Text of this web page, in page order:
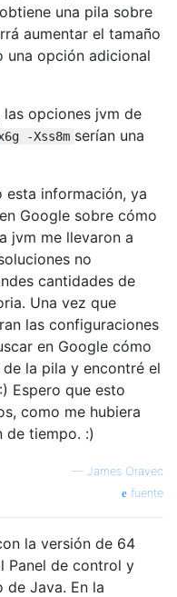
una pila sobre
aumentar el tamaño
una opción adicional
las opciones jvm de
-Xss8m serían una
información, ya
Google sobre cómo
jvm me llevaron a
no
cantidades de
Una vez que
las configuraciones
en Google cómo
la pila y encontré el
Espero que esto
como me hubiera
de tiempo. :)
— James Oravec
fuente
la versión de 64
Panel de control y
de Java. En la